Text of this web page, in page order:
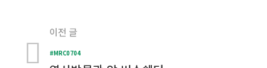
이전 글
#MRC0704